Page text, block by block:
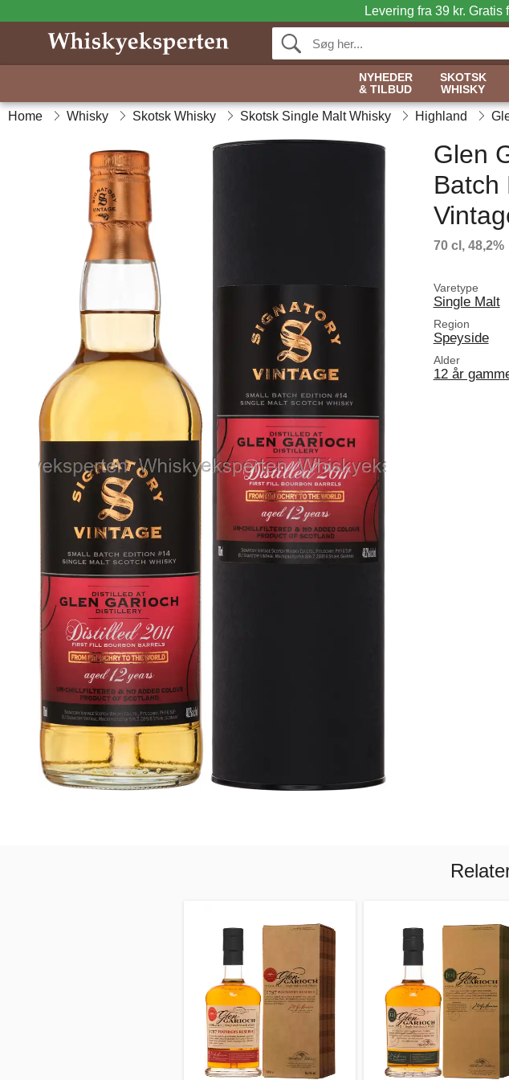
Levering fra 39 kr. Gratis
NYHEDER
& TILBUD
SKOTSK
WHISKY
Home Whisky Skotsk Whisky Skotsk Single Malt Whisky Highland
Glen
Batch
70 cl, 48,2%
Varetype
Single Malt
Region
Speyside
Alder
12 år